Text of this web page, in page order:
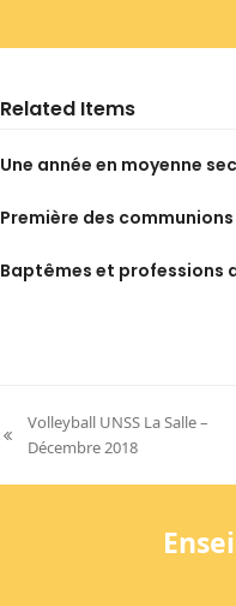
Related Items
Une année en moyenne
Première des communions
Baptêmes et professions
previous
Volleyball UNSS La Salle –
Décembre 2018